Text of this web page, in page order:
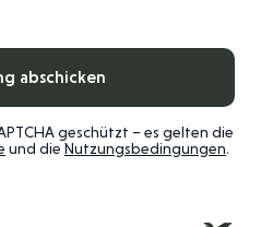
abschicken
geschützt – es gelten die
und die Nutzungsbedingungen.